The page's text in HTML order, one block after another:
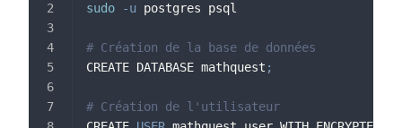
sudo
-u postgres psql
# Création de la base de données
CREATE DATABASE mathquest ;
# Création de l'utilisateur